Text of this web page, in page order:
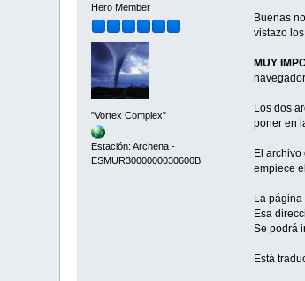
Hero Member
"Vortex Complex"
Estación: Archena -
ESMUR3000000030600B
Buenas
vistazo
MUY
Los dos
poner en
El archivo
empiece
La página
Esa
Se podrá
Está